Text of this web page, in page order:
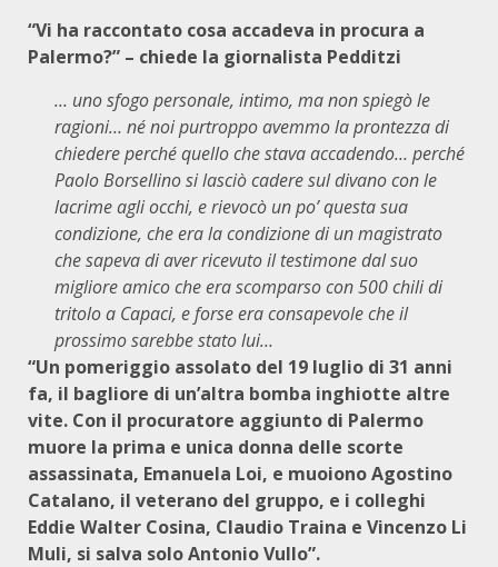
“Vi ha raccontato cosa accadeva in procura a
Palermo?” – chiede la giornalista Pedditzi
… uno sfogo personale, intimo, ma non spiegò le
ragioni… né noi purtroppo avemmo la prontezza di
chiedere perché quello che stava accadendo… perché
Paolo Borsellino si lasciò cadere sul divano con le
lacrime agli occhi, e rievocò un po’ questa sua
condizione, che era la condizione di un magistrato
che sapeva di aver ricevuto il testimone dal suo
migliore amico che era scomparso con 500 chili di
tritolo a Capaci, e forse era consapevole che il
prossimo sarebbe stato lui…
“Un pomeriggio assolato del 19 luglio di 31 anni
fa, il bagliore di un’altra bomba inghiotte altre
vite. Con il procuratore aggiunto di Palermo
muore la prima e unica donna delle scorte
assassinata, Emanuela Loi, e muoiono Agostino
Catalano, il veterano del gruppo, e i colleghi
Eddie Walter Cosina, Claudio Traina e Vincenzo Li
Muli, si salva solo Antonio Vullo”.